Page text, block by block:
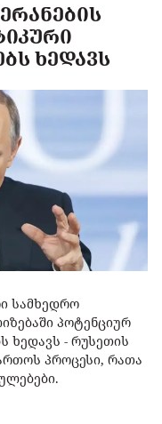
ᲮᲔᲓᲐᲕᲡ
სამხედრო
პოტენციურ
ხედავს - რუსეთის
პროცესი, რათა